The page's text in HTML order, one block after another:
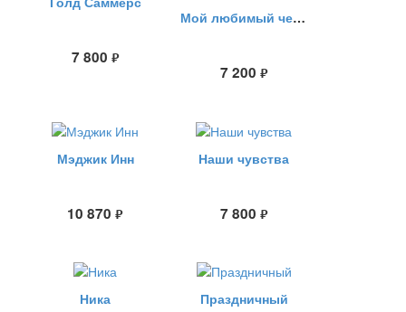
7 800 руб.
Мой любимый человек..!
7 200 руб.
Мэджик Инн
10 870 руб.
Наши чувства
7 800 руб.
Ника Праздничный